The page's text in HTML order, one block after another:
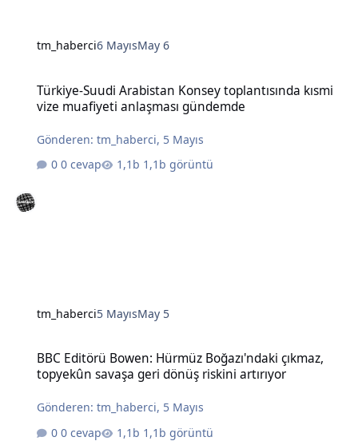
tm_haberci6 MayısMay 6
Türkiye-Suudi Arabistan Konsey toplantısında kısmi
vize muafiyeti anlaşması gündemde
Gönderen:tm_haberci, 5 Mayıs
0 cevap
1,1b görüntü
tm_haberci5 MayısMay 5
BBC Editörü Bowen: Hürmüz Boğazı'ndaki çıkmaz,
topyekûn savaşa geri dönüş riskini artırıyor
Gönderen:tm_haberci, 5 Mayıs
0 cevap
1,1b görüntü